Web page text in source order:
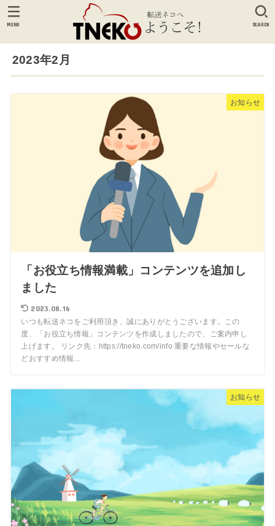
SEARCH
MENU
2023年2月
お知らせ
「お役立ち情報満載」コンテンツを追加し
ました
2023.08.16
いつも転送ネコをご利用頂き、誠にありがとうございます。この
度、「お役立ち情報」コンテンツを作成しましたので、ご案内申し
上げます。 リンク先：https://tneko.com/info 重要な情報やセールな
どおすすめ情報...
お知らせ